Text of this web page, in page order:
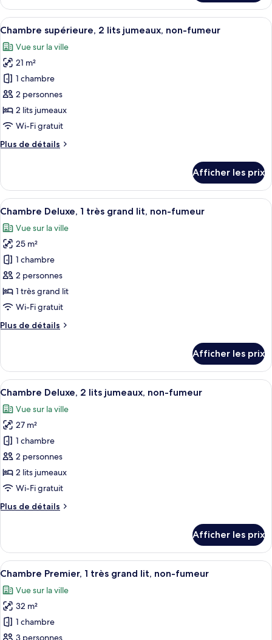
très
grand
lit,
non-
fumeur
Chambre
supérieure,
1
grand
lit,
non-
fumeur
Afficher
toutes
les
photos
pour
ce
type
de
chambre :
Chambre
lits
jumeaux,
non-
fumeur
Une chambre d’hôtel moderne
5
Chambre supérieure, 2 lits jumeaux, non-fumeur
Vue sur la ville
21 m²
1 chambre
2 personnes
2 lits jumeaux
Wi-Fi gratuit
Plus de détails
Plus
Chambre
supérieure,
2
jumeaux,
non-
fumeur
Afficher les prix
Afficher
toutes
les
photos
pour
ce
type
de
chambre :
Chambre
très
grand
lit,
non-
fumeur
Une salle de bain moderne avec
5
Chambre Deluxe, 1 très grand lit, non-fumeur
Vue sur la ville
25 m²
1 chambre
2 personnes
1 très grand lit
Wi-Fi gratuit
Plus de détails
Plus
Chambre
Deluxe,
1
grand
lit,
non-
fumeur
Afficher les prix
Afficher
toutes
les
photos
pour
ce
type
de
chambre :
Chambre
lits
jumeaux,
non-
fumeur
Une chambre d’hôtel comprenant
5
Chambre Deluxe, 2 lits jumeaux, non-fumeur
Vue sur la ville
27 m²
1 chambre
2 personnes
2 lits jumeaux
Wi-Fi gratuit
Plus de détails
Plus
Chambre
Deluxe,
2
jumeaux,
non-
fumeur
Afficher les prix
Afficher
toutes
les
photos
pour
ce
Une chambre d’hôtel moderne
4
Chambre Premier, 1 très grand lit, non-fumeur
Vue sur la ville
32 m²
1 chambre
3 personnes